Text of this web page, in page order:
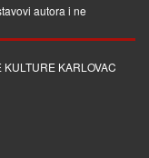
autora i ne
KARLOVAC